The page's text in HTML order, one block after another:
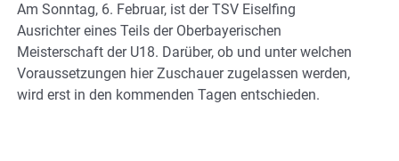
Am Sonntag, 6. Februar, ist der TSV Eiselfing
Ausrichter eines Teils der Oberbayerischen
Meisterschaft der U18. Darüber, ob und unter welchen
Voraussetzungen hier Zuschauer zugelassen werden,
wird erst in den kommenden Tagen entschieden.